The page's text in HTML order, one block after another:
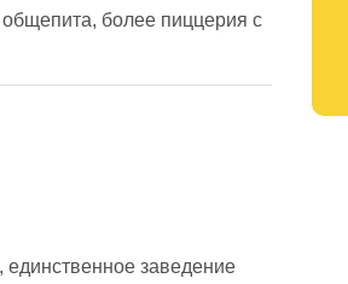
более пиццерия с
единственное заведение